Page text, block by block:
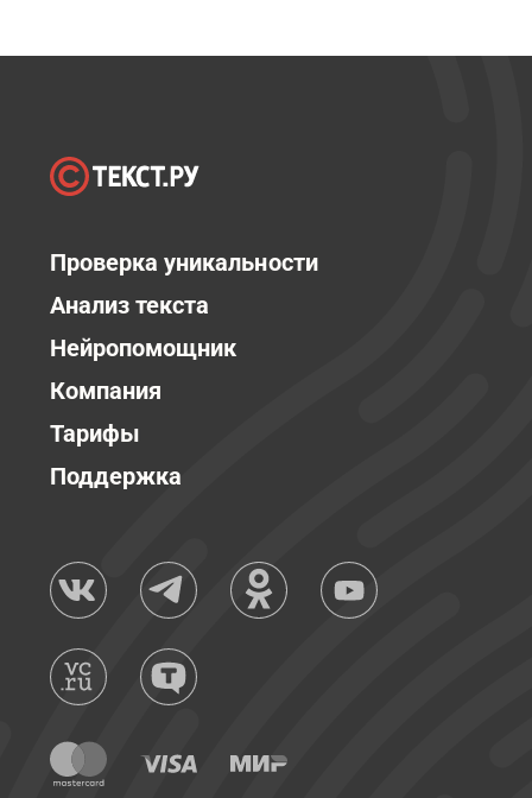
Проверка уникальности
Анализ текста
Нейропомощник
Компания
Тарифы
Поддержка